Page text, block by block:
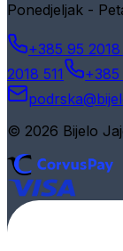
Ponedjeljak -
+385 95
2018 511
+385
© 2026 Bijelo